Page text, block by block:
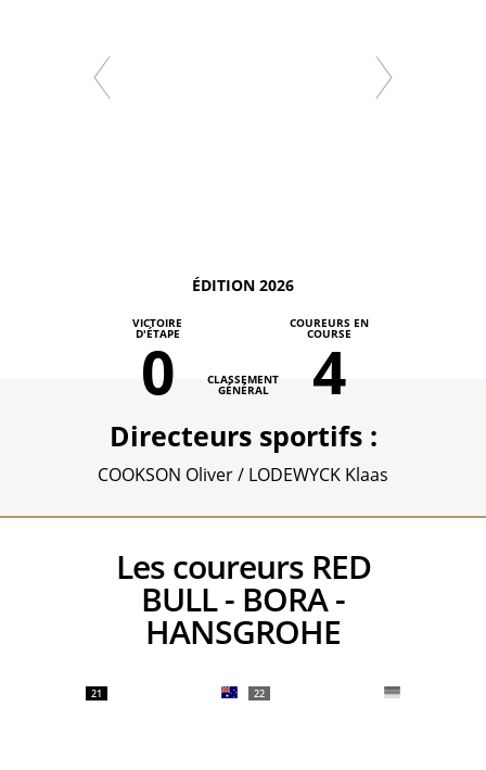
ÉDITION 2026
VICTOIRE
D'ÉTAPE
0 CLASSEMENT
GÉNÉRAL
COUREURS EN
COURSE
4
Directeurs sportifs :
COOKSON Oliver / LODEWYCK Klaas
Les coureurs RED
BULL - BORA -
HANSGROHE
21 22